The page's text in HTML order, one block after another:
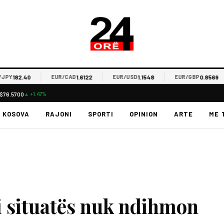
EUR/CAD1.6122 EUR/USD1.1548 EUR/GBP0.8569
$76.5700 ▲ +1.47%
KOSOVA RAJONI SPORTI OPINION ARTE ME
nuk ndihmon